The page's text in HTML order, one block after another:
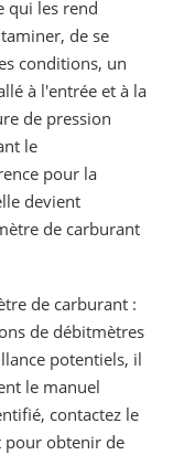
qui les rend
de se
conditions, un
à l'entrée et à la
de pression
le
pour la
devient
de carburant
de carburant :
de débitmètres
potentiels, il
le manuel
contactez le
pour obtenir de